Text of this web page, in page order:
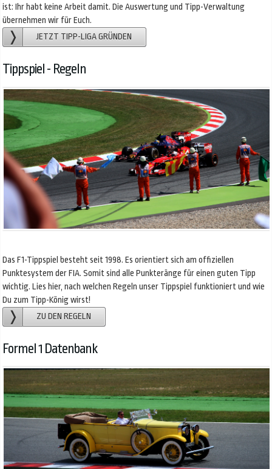
ist: Ihr habt keine Arbeit damit. Die Auswertung und Tipp-Verwaltung
übernehmen wir für Euch.
JETZT TIPP-LIGA GRÜNDEN
Tippspiel - Regeln
Das F1-Tippspiel besteht seit 1998. Es orientiert sich am offiziellen
Punktesystem der FIA. Somit sind alle Punkteränge für einen guten Tipp
wichtig. Lies hier, nach welchen Regeln unser Tippspiel funktioniert und wie
Du zum Tipp-König wirst!
ZU DEN REGELN
Formel 1 Datenbank